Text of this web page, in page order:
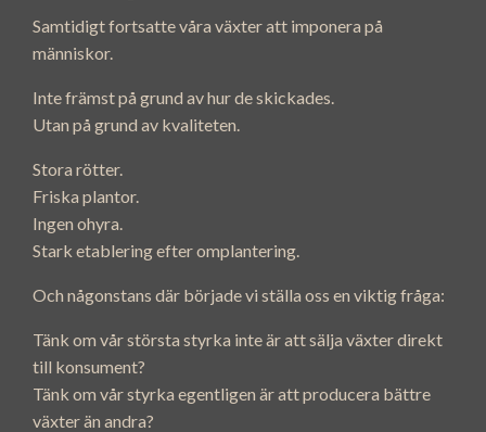
Samtidigt fortsatte våra växter att imponera på
människor.
Inte främst på grund av hur de skickades.
Utan på grund av kvaliteten.
Stora rötter.
Friska plantor.
Ingen ohyra.
Stark etablering efter omplantering.
Och någonstans där började vi ställa oss en viktig fråga:
Tänk om vår största styrka inte är att sälja växter direkt
till konsument?
Tänk om vår styrka egentligen är att producera bättre
växter än andra?